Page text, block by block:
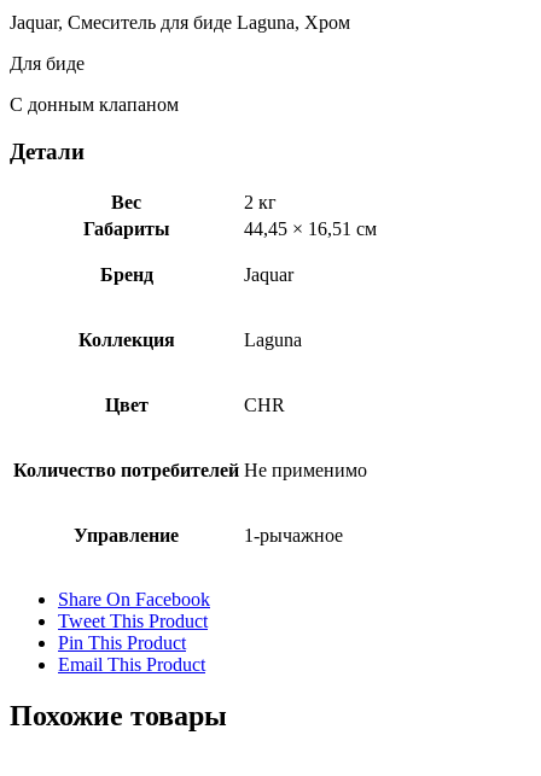
Jaquar, Смеситель для биде Laguna, Хром
Для биде
С донным клапаном
Детали
Вес
2 кг
Габариты
44,45 × 16,51 см
Бренд Jaquar
Коллекция Laguna
Цвет CHR
Количество потребителей Не применимо
Управление 1-рычажное
Share On Facebook
Tweet This Product
Pin This Product
Email This Product
Похожие товары